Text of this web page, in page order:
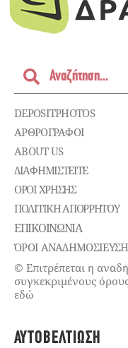
DEPOSITPHOTOS
ΑΡΘΡΟΓΡΑΦΟΙ
ABOUT US
ΔΙΑΦΗΜΙΣΤΕΊΤΕ
ΌΡΟΙ ΧΡΉΣΗΣ
ΠΟΛΙΤΙΚΉ ΑΠΟΡΡΉΤΟΥ
ΕΠΙΚΟΙΝΩΝΊΑ
ΌΡΟΙ
© Επιτρέπεται η
συγκεκριμένους
εδώ
ΑΥΤΟΒΕΛΤΊΩΣΗ